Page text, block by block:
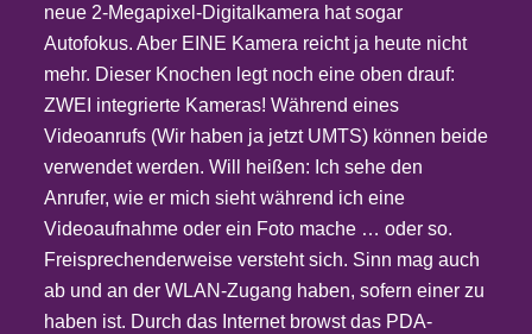
neue 2-Megapixel-Digitalkamera hat sogar
Autofokus. Aber EINE Kamera reicht ja heute nicht
mehr. Dieser Knochen legt noch eine oben drauf:
ZWEI integrierte Kameras! Während eines
Videoanrufs (Wir haben ja jetzt UMTS) können beide
verwendet werden. Will heißen: Ich sehe den
Anrufer, wie er mich sieht während ich eine
Videoaufnahme oder ein Foto mache … oder so.
Freisprechenderweise versteht sich. Sinn mag auch
ab und an der WLAN-Zugang haben, sofern einer zu
haben ist. Durch das Internet browst das PDA-